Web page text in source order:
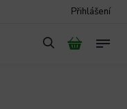
Přihlášení